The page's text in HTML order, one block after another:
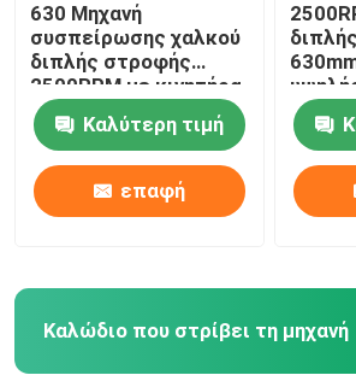
630 Μηχανή
συσπείρωσης χαλκού
διπλής στροφής
2500RPM με κινητήρα
Siemens
Καλύτερη τιμή
επαφή
Καλώδιο που στρίβει τη μηχανή